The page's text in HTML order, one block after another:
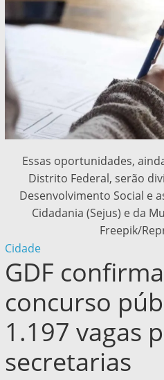
Essas oportunidades,
Distrito Federal, serão
Desenvolvimento Social e
Cidadania (Sejus) e da
Freepik/
Cidade
GDF
concurso
1.197 vagas
secretarias